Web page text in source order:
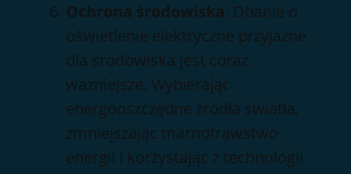
Ochrona środowiska: Dbanie o
oświetlenie elektryczne przyjazne
dla środowiska jest coraz
ważniejsze. Wybierając
energooszczędne źródła światła,
zmniejszając marnotrawstwo
energii i korzystając z technologii